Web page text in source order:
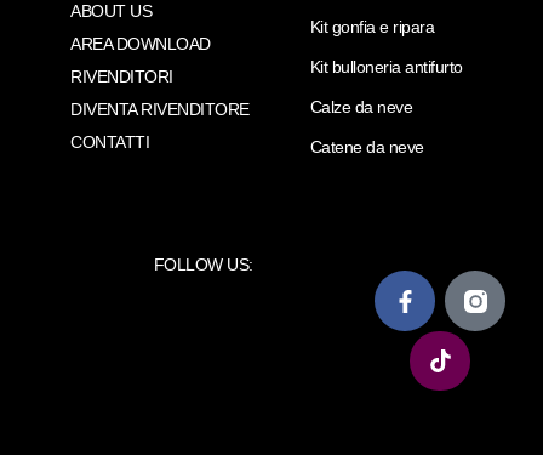
ABOUT US
AREA DOWNLOAD
RIVENDITORI
DIVENTA RIVENDITORE
CONTATTI
Kit gonfia e ripara
Kit bulloneria antifurto
Calze da neve
Catene da neve
FOLLOW US: